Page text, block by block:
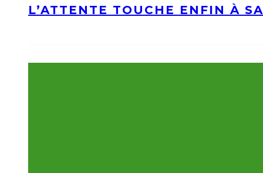
L’ATTENTE TOUCHE ENFIN À